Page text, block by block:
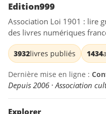
Edition999
Association Loi 1901 : lire
des livres numériques
3932livres publiés 1434
Dernière mise en ligne :
Depuis 2006 · Association
Explorer